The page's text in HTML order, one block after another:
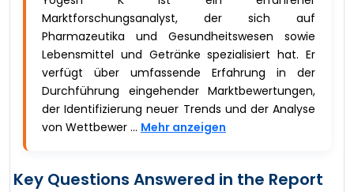
Marktforschungsanalyst, der sich auf
Pharmazeutika und Gesundheitswesen sowie
Lebensmittel und Getränke spezialisiert hat. Er
verfügt über umfassende Erfahrung in der
Durchführung eingehender Marktbewertungen,
der Identifizierung neuer Trends und der Analyse
von Wettbewer ... Mehr anzeigen
Key Questions Answered in the Report